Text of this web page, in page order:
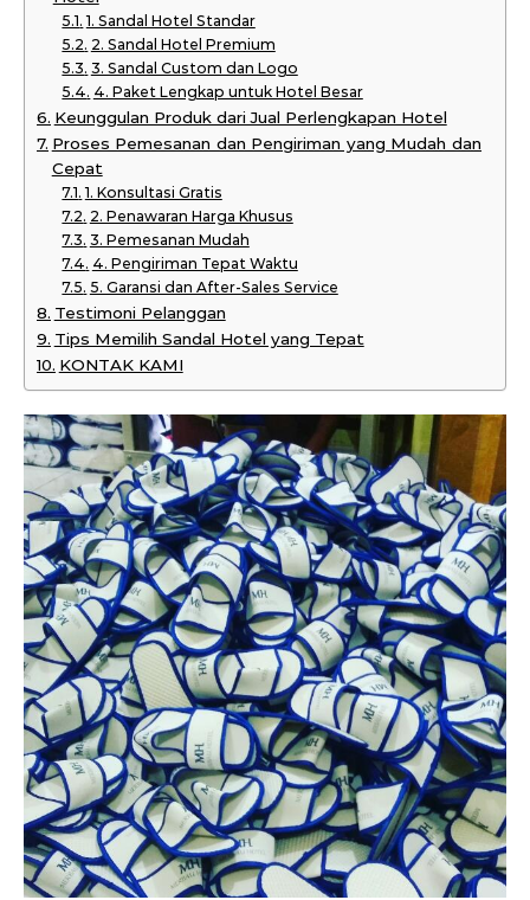
1. Sandal Hotel Standar
2. Sandal Hotel Premium
3. Sandal Custom dan Logo
4. Paket Lengkap untuk Hotel Besar
Keunggulan Produk dari Jual Perlengkapan Hotel
Proses Pemesanan dan Pengiriman yang Mudah dan
Cepat
1. Konsultasi Gratis
2. Penawaran Harga Khusus
3. Pemesanan Mudah
4. Pengiriman Tepat Waktu
5. Garansi dan After-Sales Service
Testimoni Pelanggan
Tips Memilih Sandal Hotel yang Tepat
KONTAK KAMI